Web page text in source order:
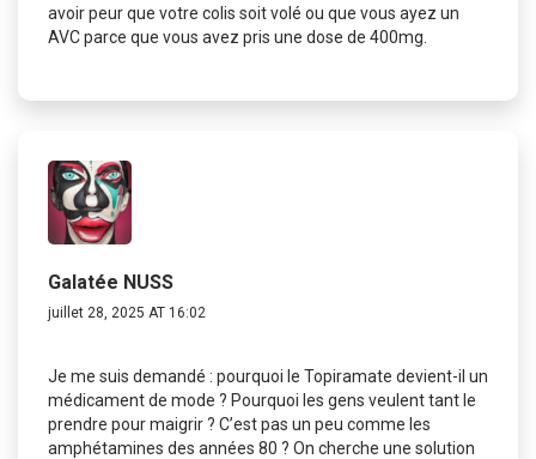
avoir peur que votre colis soit volé ou que vous ayez un
AVC parce que vous avez pris une dose de 400mg.
Galatée NUSS
juillet 28, 2025 AT 16:02
Je me suis demandé : pourquoi le Topiramate devient-il un
médicament de mode ? Pourquoi les gens veulent tant le
prendre pour maigrir ? C’est pas un peu comme les
amphétamines des années 80 ? On cherche une solution